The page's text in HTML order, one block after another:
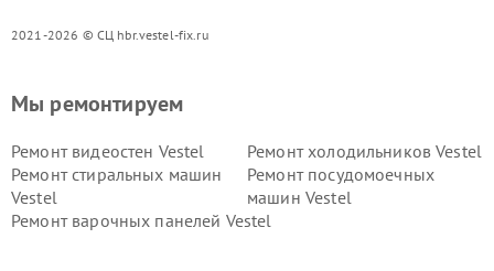
2021-2026 © СЦ hbr.vestel-fix.ru
Мы ремонтируем
Ремонт видеостен Vestel
Ремонт холодильников Vestel
Ремонт стиральных машин
Vestel
Ремонт посудомоечных
машин Vestel
Ремонт варочных панелей Vestel